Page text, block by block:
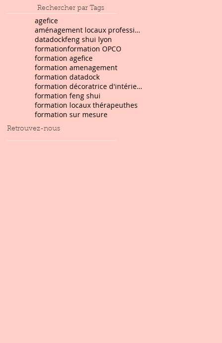
Rechercher par Tags
agefice
aménagement locaux professionnels
datadockfeng shui lyon
formationformation OPCO
formation agefice
formation amenagement
formation datadock
formation décoratrice d'intérieur
formation feng shui
formation locaux thérapeuthes
formation sur mesure
Retrouvez-nous